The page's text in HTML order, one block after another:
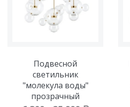
Подвесной
светильник
"молекула воды"
прозрачный